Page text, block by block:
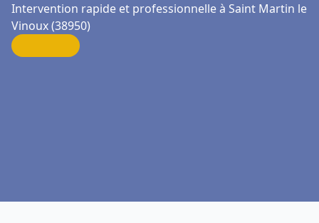
Intervention rapide et professionnelle à Saint Martin le
Vinoux (38950)